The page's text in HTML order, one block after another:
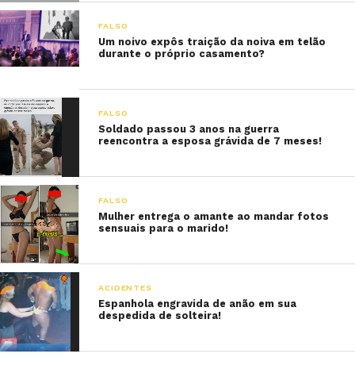
FALSO
Um noivo expôs traição da noiva em telão
durante o próprio casamento?
FALSO
Soldado passou 3 anos na guerra
reencontra a esposa grávida de 7 meses!
FALSO
Mulher entrega o amante ao mandar fotos
sensuais para o marido!
ACIDENTES
Espanhola engravida de anão em sua
despedida de solteira!